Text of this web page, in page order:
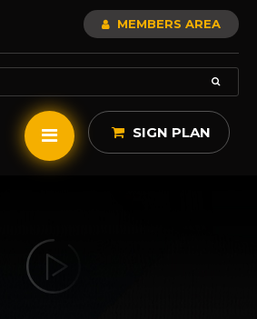
MEMBERS AREA
SIGN PLAN